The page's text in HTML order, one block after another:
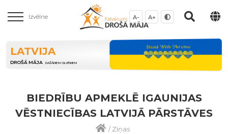
Izvēlne A- A+
LATVIJA
DROŠĀ MĀJA DAŽĀDIEM CILVĒKIEM
BIEDRĪBU APMEKLĒ IGAUNIJAS
VĒSTNIECĪBAS LATVIJĀ PĀRSTĀVES
/Ziņas